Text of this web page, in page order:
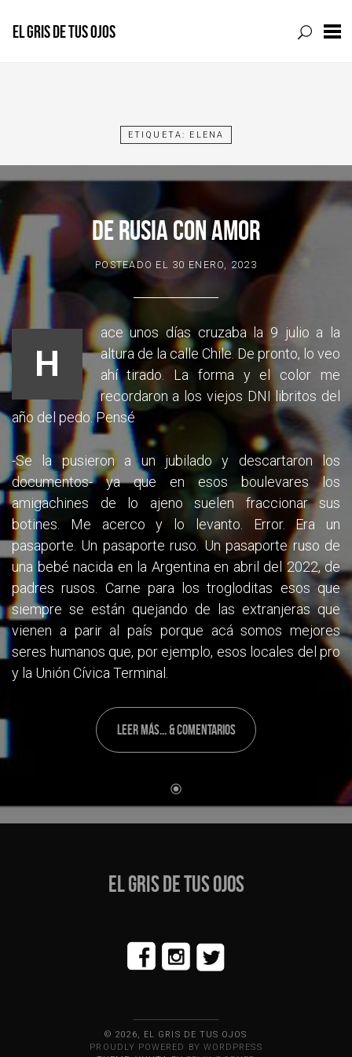
EL GRIS DE TUS OJOS
ETIQUETA: ELENA
DE RUSIA CON AMOR
POSTEADO EL 30 ENERO, 2023
H
ace unos días cruzaba la 9 julio a la
altura de la calle Chile. De pronto, lo veo
ahí tirado. La forma y el color me
recordaron a los viejos DNI libritos del
año del pedo. Pensé
-Se la pusieron a un jubilado y descartaron los
documentos- ya que en esos boulevares los
amigachines de lo ajeno suelen fraccionar sus
botines. Me acerco y lo levanto. Error. Era un
pasaporte. Un pasaporte ruso. Un pasaporte ruso de
una bebé nacida en la Argentina en abril del 2022, de
padres rusos. Carne para los trogloditas esos que
siempre se están quejando de las extranjeras que
vienen a parir al país porque acá somos mejores
seres humanos que, por ejemplo, esos locales del pro
y la Unión Cívica Terminal.
LEER MÁS... & COMENTARIOS
EL GRIS DE TUS OJOS
© 2026, EL GRIS DE TUS OJOS
PROUDLY POWERED BY WORDPRESS